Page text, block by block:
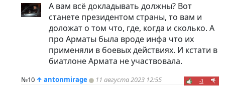
А вам всё докладывать должны? Вот
станете президентом страны, то вам и
доложат о том что, где, когда и сколько. А
про Арматы была вроде инфа что их
применяли в боевых действиях. И кстати в
биатлоне Армата не участвовала.
№10 ↑ antonmirage 11 августа 2023 12:55 -1